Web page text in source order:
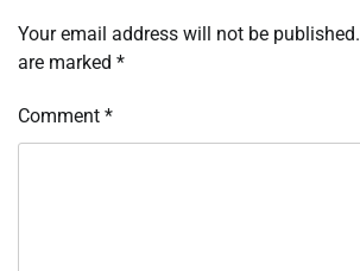
Your email address will not be published.
are marked *
Comment *